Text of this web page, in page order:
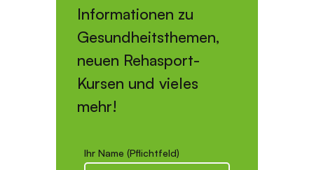
Informationen zu
Gesundheitsthemen,
neuen Rehasport-
Kursen und vieles
mehr!
Ihr Name (Pflichtfeld)